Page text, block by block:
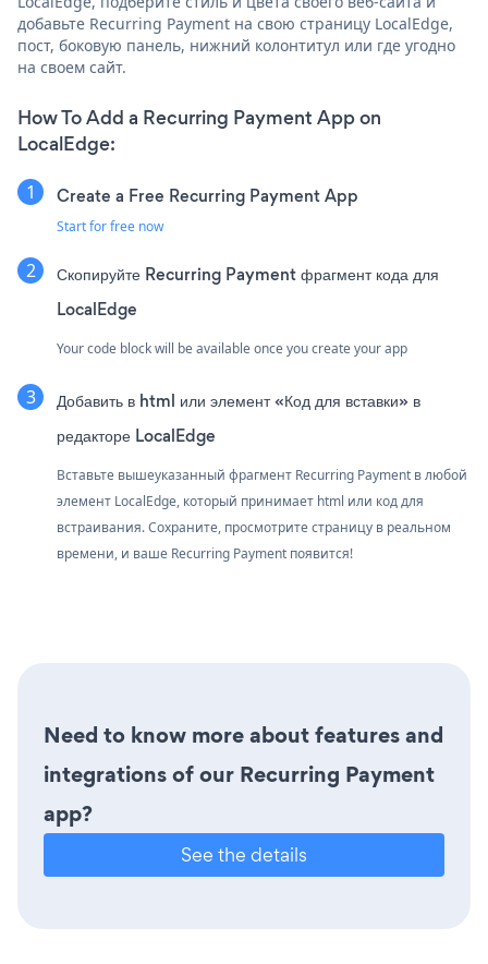
добавьте Recurring Payment на свою страницу LocalEdge,
пост, боковую панель, нижний колонтитул или где угодно
на своем сайт.
How To Add a Recurring Payment App on
LocalEdge:
Create a Free Recurring Payment App
Start for free now
Скопируйте Recurring Payment фрагмент кода для
LocalEdge
Your code block will be available once you create your app
Добавить в html или элемент «Код для вставки» в
редакторе LocalEdge
Вставьте вышеуказанный фрагмент Recurring Payment в любой
элемент LocalEdge, который принимает html или код для
встраивания. Сохраните, просмотрите страницу в реальном
времени, и ваше Recurring Payment появится!
Need to know more about features and
integrations of our Recurring Payment
app?
See the details